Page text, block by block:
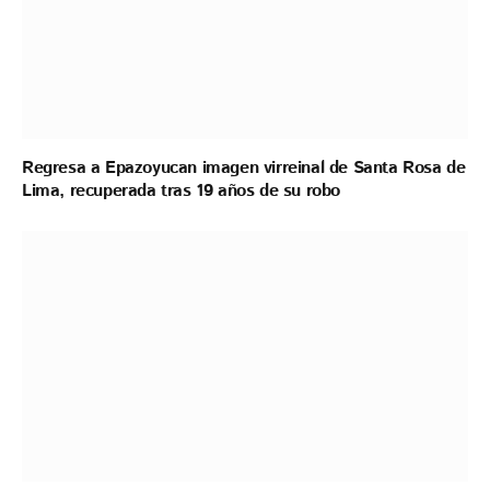
Regresa a Epazoyucan imagen virreinal de Santa Rosa de
Lima, recuperada tras 19 años de su robo